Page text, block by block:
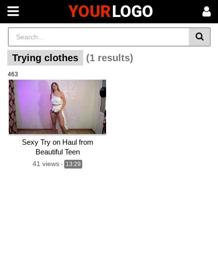
YOURLOGO
Trying clothes (1 results)
463
Sexy Try on Haul from
Beautiful Teen
41 views - 13:29